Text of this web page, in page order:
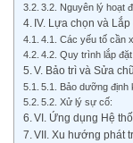
3.2. Nguyên lý hoạt
IV. Lựa chọn và
4.1. Các yếu tố cần
4.2. Quy trình lắp đặt:
V. Bảo trì và Sửa
5.1. Bảo dưỡng định
5.2. Xử lý sự cố:
VI. Ứng dụng Hệ
VII. Xu hướng phát